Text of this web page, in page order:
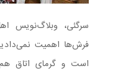
سرگئی، وبلاگ‌نویس
است و گرمای اتاق